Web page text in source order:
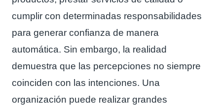
cumplir con determinadas responsabilidades
para generar confianza de manera
automática. Sin embargo, la realidad
demuestra que las percepciones no siempre
coinciden con las intenciones. Una
organización puede realizar grandes